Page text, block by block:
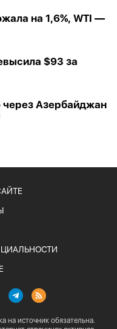
на 1,6%, WTI —
$93 за
Азербайджан
на источник обязательна.